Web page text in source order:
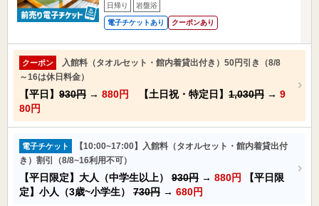
日帰り 岩盤浴
電子チケットあり クーポンあり
クーポン
入館料（タオルセット・館内着貸出付き）50円引き（8/8
～16は休日料金）
【平日】 930円 → 880円 【土日祝・特定日】 1,030円 → 9
80円
電子チケット
【10:00~17:00】入館料（タオルセット・館内着貸出付
き）割引（8/8~16利用不可）
【平日限定】大人（中学生以上） 930円 → 880円
【平日限
定】小人（3歳~小学生） 730円 → 680円